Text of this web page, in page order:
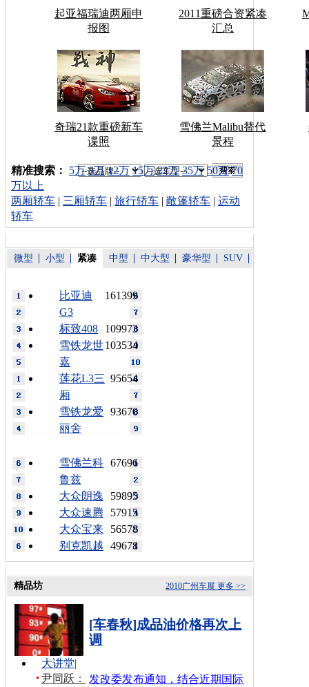
起亚福瑞迪两厢申
报图
2011重磅合资紧凑
汇总
奇瑞21款重磅新车
谍照
雪佛兰Malibu替代
景程
车型搜索：
精准搜索： 5万 8万 12万 15万 22万 35万 50万 70
万以上
两厢轿车 | 三厢轿车 | 旅行轿车 | 敞篷轿车 | 运动
轿车
微型 小型 紧凑 中型 中大型 豪华型 SUV
161399
比亚迪
G3
109973
标致408
103534
雪铁龙世
嘉
95654
莲花L3三
厢
93670
雪铁龙爱
丽舍
67696
雪佛兰科
鲁兹
59895
大众朗逸
57915
大众速腾
56578
大众宝来
49678
别克凯越
更多 >>
2010广州车展
精品坊
[车春秋]成品油价格再次上
调
发改委发布通知，结合近期国际
大讲堂|
尹同跃：